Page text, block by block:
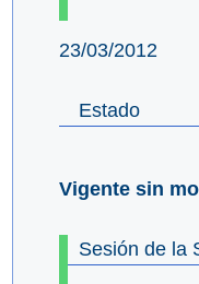
23/03/2012
Estado
Vigente sin
Sesión de la